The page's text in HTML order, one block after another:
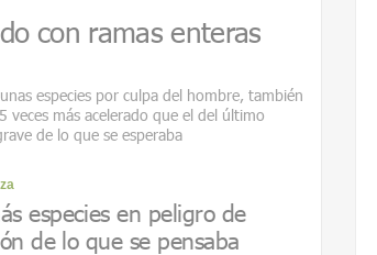
con ramas enteras
especies por culpa del hombre, también
más acelerado que el del último
de lo que se esperaba
especies en peligro de
de lo que se pensaba